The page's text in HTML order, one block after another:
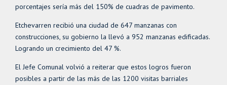
porcentajes sería más del 150% de cuadras de pavimento.
Etchevarren recibió una ciudad de 647 manzanas con
construcciones, su gobierno la llevó a 952 manzanas edificadas.
Logrando un crecimiento del 47 %.
El Jefe Comunal volvió a reiterar que estos logros fueron
posibles a partir de las más de las 1200 visitas barriales